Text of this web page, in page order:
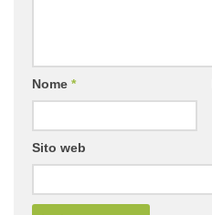
Nome *
Sito web